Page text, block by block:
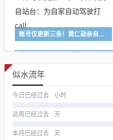
账号仅更新三条！黄仁勋亲自站台：为自家自动驾驶打call
似水流年
今日已经过去 小时
这周已经过去 天
本月已经过去 天